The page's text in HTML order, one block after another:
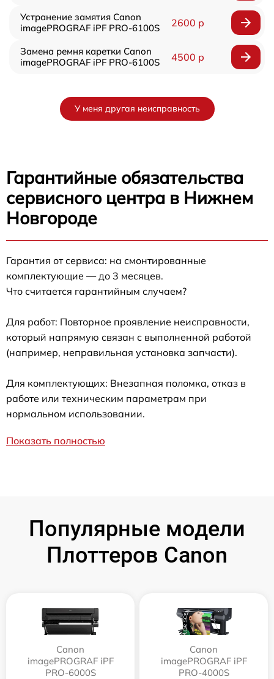
Устранение замятия Canon
imagePROGRAF iPF PRO-6100S
2600 р
Замена ремня каретки Canon
imagePROGRAF iPF PRO-6100S
4500 р
У меня другая неисправность
Гарантийные обязательства
сервисного центра в Нижнем
Новгороде
Гарантия от сервиса: на смонтированные
комплектующие — до 3 месяцев.
Что считается гарантийным случаем?
Для работ: Повторное проявление неисправности,
который напрямую связан с выполненной работой
(например, неправильная установка запчасти).
Для комплектующих: Внезапная поломка, отказ в
работе или техническим параметрам при
нормальном использовании.
Показать полностью
Популярные модели
Плоттеров Canon
Canon
imagePROGRAF iPF
PRO-6000S
Canon
imagePROGRAF iPF
PRO-4000S